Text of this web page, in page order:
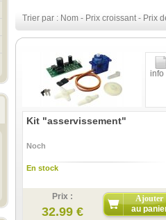
Trier par : Nom - Prix croissant- Prix
info
Kit "asservissement"
Noch
En stock
Prix :
32.99 €
Ajouter
au